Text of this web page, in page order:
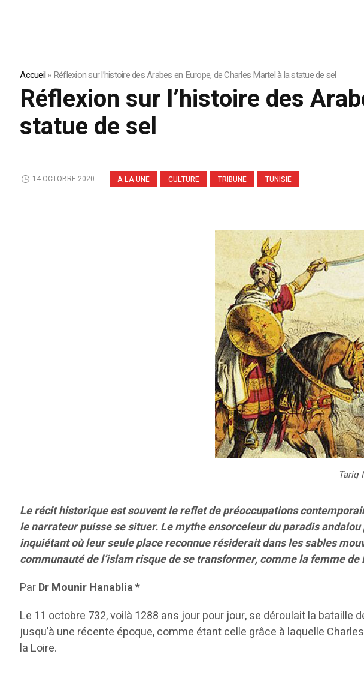
Accueil»Réflexion sur l’histoire des Arabes en Europe, de Charles Martel à la statue de sel
Réflexion sur l’histoire des
statue de sel
A LA UNE CULTURE TRIBUNE TUNISIE
14 OCTOBRE 2020
Tariq
Le récit historique est souvent le reflet de préoccupations
le narrateur puisse se situer. Le mythe ensorceleur du paradis
inquiétant où leur seule place reconnue résiderait dans les sables
communauté de l’islam risque de se transformer, comme la femme de
ParDr Mounir Hanablia*
Le 11 octobre 732, voilà 1288 ans jour pour jour, se déroulait la
jusqu’à une récente époque, comme étant celle grâce à laquelle
la Loire.